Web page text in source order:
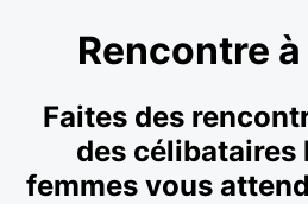
Rencontre
Faites des
des célibataires
femmes vous